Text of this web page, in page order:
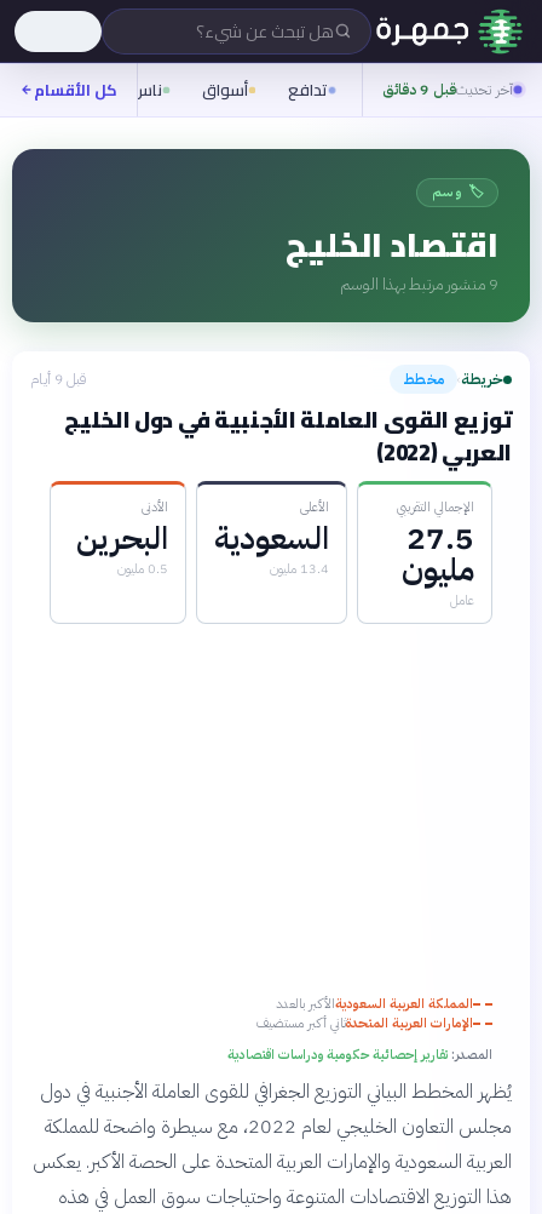
هل تبحث عن شيء؟
آخر تحديثقبل 9 دقائق تدافع أسواق ناس روح
كل الأقسام
🏷️ وسم
اقتصاد الخليج
9 منشور مرتبط بهذا الوسم
خريطة› مخطط قبل 9 أيام
توزيع القوى العاملة الأجنبية في دول الخليج
العربي (2022)
الإجمالي التقريبي
27.5
مليون
عامل
الأعلى
السعودية
13.4 مليون
الأدنى
البحرين
0.5 مليون
المملكة العربية السعوديةالأكبر بالعدد
الإمارات العربية المتحدةثاني أكبر مستضيف
المصدر: تقارير إحصائية حكومية ودراسات اقتصادية
يُظهر المخطط البياني التوزيع الجغرافي للقوى العاملة الأجنبية في دول
مجلس التعاون الخليجي لعام 2022، مع سيطرة واضحة للمملكة
العربية السعودية والإمارات العربية المتحدة على الحصة الأكبر. يعكس
هذا التوزيع الاقتصادات المتنوعة واحتياجات سوق العمل في هذه